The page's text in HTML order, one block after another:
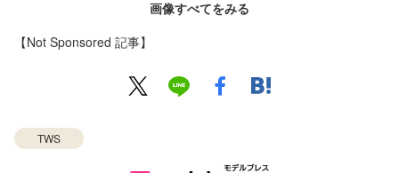
画像すべてをみる
【Not Sponsored 記事】
TWS